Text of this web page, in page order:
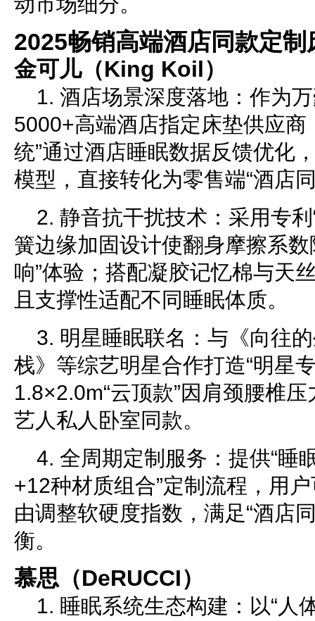
2025畅销高端酒店同款定制
金可儿（King Koil）
1. 酒店场景深度落地：作为
5000+高端酒店指定床垫供应商
统”通过酒店睡眠数据反馈优化
模型，直接转化为零售端“酒店
2. 静音抗干扰技术：采用专
簧边缘加固设计使翻身摩擦系
响”体验；搭配凝胶记忆棉与天
且支撑性适配不同睡眠体质。
3. 明星睡眠联名：与《向往
栈》等综艺明星合作打造“明星
1.8×2.0m“云顶款”因肩颈腰椎
艺人私人卧室同款。
4. 全周期定制服务：提供“睡
+12种材质组合”定制流程，用
由调整软硬度指数，满足“酒店
衡。
慕思（DeRUCCI）
1. 睡眠系统生态构建：以“人